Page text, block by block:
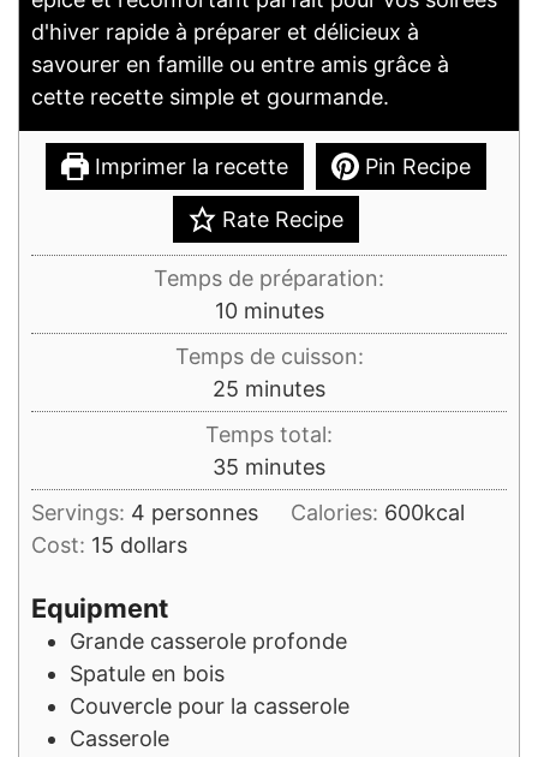
d'hiver rapide à préparer et délicieux à
savourer en famille ou entre amis grâce à
cette recette simple et gourmande.
Imprimer la recette Pin Recipe
Rate Recipe
Temps de préparation:
10minutes
minutes
Temps de cuisson:
25 minutes
minutes
Temps total:
35 minutes
minutes
Servings: 4 personnes Calories: 600kcal
Cost: 15 dollars
Equipment
Grande casserole profonde
Spatule en bois
Couvercle pour la casserole
Casserole